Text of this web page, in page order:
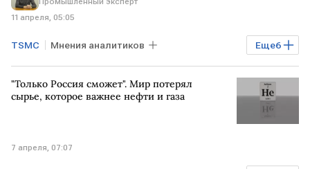
11 апреля, 05:05
Еще6
TSMC Мнения аналитиков
Мировая экономика США КАТАР
ИРАН Газпром СНГ
"Только Россия сможет". Мир потерял
сырье, которое важнее нефти и газа
7 апреля, 07:07